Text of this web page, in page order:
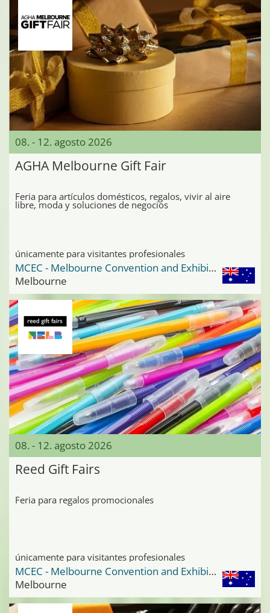
08. - 12. agosto 2026
AGHA Melbourne Gift Fair
Feria para artículos domésticos, regalos, vivir al aire
libre, moda y soluciones de negocios
únicamente para visitantes profesionales
MCEC - Melbourne Convention and Exhibition Center
Melbourne
08. - 12. agosto 2026
Reed Gift Fairs
Feria para regalos promocionales
únicamente para visitantes profesionales
MCEC - Melbourne Convention and Exhibition Center
Melbourne